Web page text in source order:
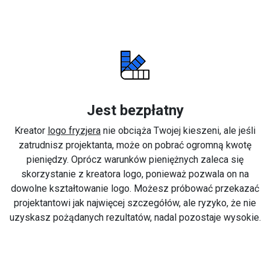
Jest bezpłatny
Kreator logo fryzjera nie obciąża Twojej kieszeni, ale jeśli
zatrudnisz projektanta, może on pobrać ogromną kwotę
pieniędzy. Oprócz warunków pieniężnych zaleca się
skorzystanie z kreatora logo, ponieważ pozwala on na
dowolne kształtowanie logo. Możesz próbować przekazać
projektantowi jak najwięcej szczegółów, ale ryzyko, że nie
uzyskasz pożądanych rezultatów, nadal pozostaje wysokie.